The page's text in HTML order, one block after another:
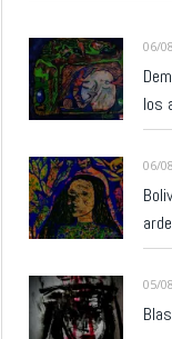
06/
los
06/
05/